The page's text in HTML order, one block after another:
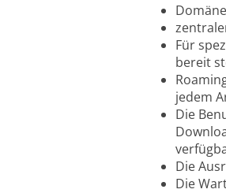
Für
bereit
jedem
Die
Die
Die